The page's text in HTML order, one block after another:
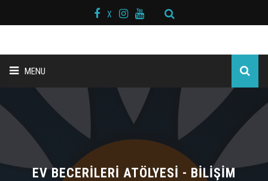
X
MENU
ANA SAYFA
BAŞKAN MESAJI
HAKKIMIZDA
EV BECERİLERİ ATÖLYESİ - BİLİŞİM